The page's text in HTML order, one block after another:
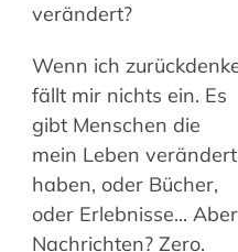
verändert?
Wenn ich
fällt mir nichts ein. Es
gibt Menschen die
mein Leben verändert
haben, oder Bücher,
oder Erlebnisse... Aber
Nachrichten? Zero.